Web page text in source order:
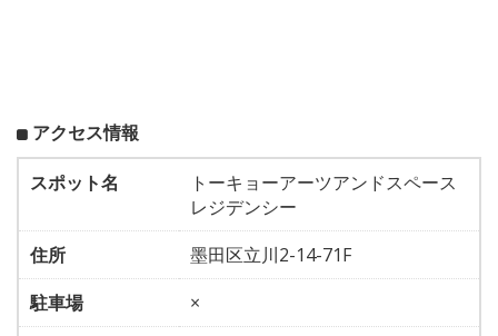
アクセス情報
スポット名
トーキョーアーツアンドスペース
レジデンシー
住所
墨田区立川2-14-71F
駐車場
×